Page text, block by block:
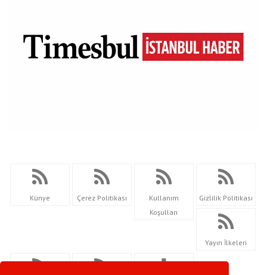
Künye Çerez Politikası
Kullanım
Koşulları
Gizlilik Politikası
Yayın İlkeleri